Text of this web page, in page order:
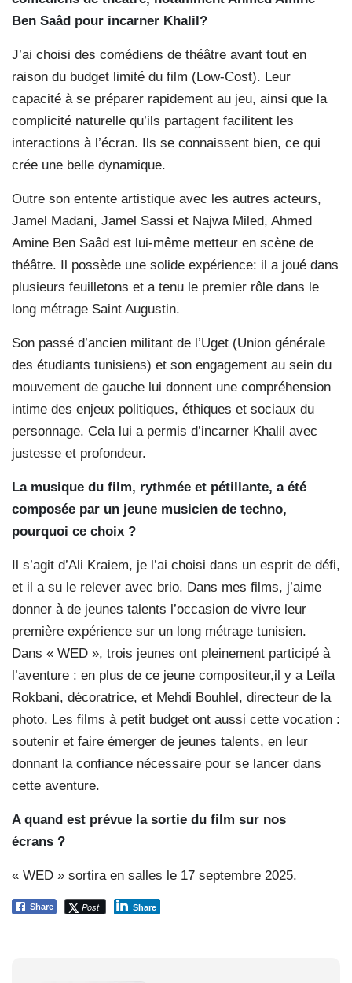
Ben Saâd pour incarner Khalil?
J’ai choisi des comédiens de théâtre avant tout en
raison du budget limité du film (Low-Cost). Leur
capacité à se préparer rapidement au jeu, ainsi que la
complicité naturelle qu’ils partagent facilitent les
interactions à l’écran. Ils se connaissent bien, ce qui
crée une belle dynamique.
Outre son entente artistique avec les autres acteurs,
Jamel Madani, Jamel Sassi et Najwa Miled, Ahmed
Amine Ben Saâd est lui-même metteur en scène de
théâtre. Il possède une solide expérience: il a joué dans
plusieurs feuilletons et a tenu le premier rôle dans le
long métrage Saint Augustin.
Son passé d’ancien militant de l’Uget (Union générale
des étudiants tunisiens) et son engagement au sein du
mouvement de gauche lui donnent une compréhension
intime des enjeux politiques, éthiques et sociaux du
personnage. Cela lui a permis d’incarner Khalil avec
justesse et profondeur.
La musique du film, rythmée et pétillante, a été
composée par un jeune musicien de techno,
pourquoi ce choix ?
Il s’agit d’Ali Kraiem, je l’ai choisi dans un esprit de défi,
et il a su le relever avec brio. Dans mes films, j’aime
donner à de jeunes talents l’occasion de vivre leur
première expérience sur un long métrage tunisien.
Dans « WED », trois jeunes ont pleinement participé à
l’aventure : en plus de ce jeune compositeur,il y a Leïla
Rokbani, décoratrice, et Mehdi Bouhlel, directeur de la
photo. Les films à petit budget ont aussi cette vocation :
soutenir et faire émerger de jeunes talents, en leur
donnant la confiance nécessaire pour se lancer dans
cette aventure.
A quand est prévue la sortie du film sur nos
écrans ?
« WED » sortira en salles le 17 septembre 2025.
Share Post Share